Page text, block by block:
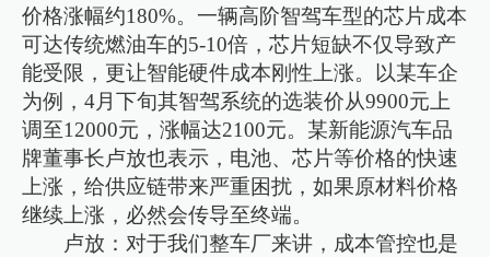
价格涨幅约180%。一辆高阶智驾车型的芯片成本
可达传统燃油车的5-10倍，芯片短缺不仅导致产
能受限，更让智能硬件成本刚性上涨。以某车企
为例，4月下旬其智驾系统的选装价从9900元上
调至12000元，涨幅达2100元。某新能源汽车品
牌董事长卢放也表示，电池、芯片等价格的快速
上涨，给供应链带来严重困扰，如果原材料价格
继续上涨，必然会传导至终端。
卢放：对于我们整车厂来讲，成本管控也是